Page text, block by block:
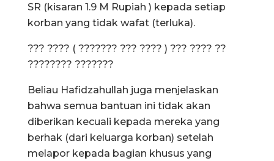
SR (kisaran 1.9 M Rupiah ) kepada setiap
korban yang tidak wafat (terluka).
??? ???? ( ??????? ??? ???? ) ??? ???? ??
???????? ???????
Beliau Hafidzahullah juga menjelaskan
bahwa semua bantuan ini tidak akan
diberikan kecuali kepada mereka yang
berhak (dari keluarga korban) setelah
melapor kepada bagian khusus yang